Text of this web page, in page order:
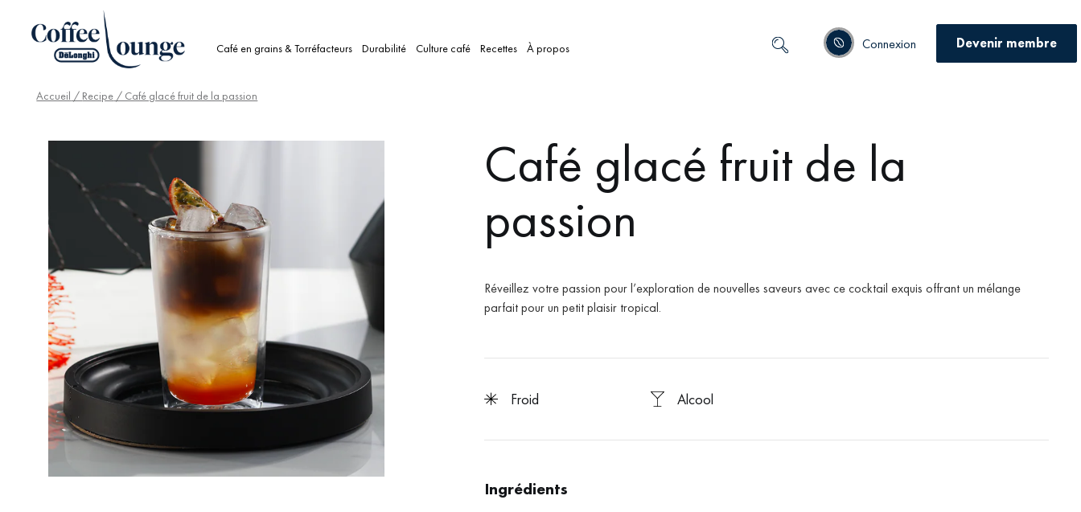
Café en grains & Torréfacteurs Durabilité Culture café Recettes À propos Connexion Devenir membre
Accueil / Recipe / Café glacé fruit de la passion
Café glacé fruit de la
passion
Réveillez votre passion pour l’exploration de nouvelles saveurs avec ce cocktail exquis offrant un mélange
parfait pour un petit plaisir tropical.
froid Alcool
Ingrédients